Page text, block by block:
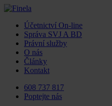
Účetnictví On-line
Správa SVJ A BD
Právní služby
O nás
Články
Kontakt
608 737 817
Poptejte nás